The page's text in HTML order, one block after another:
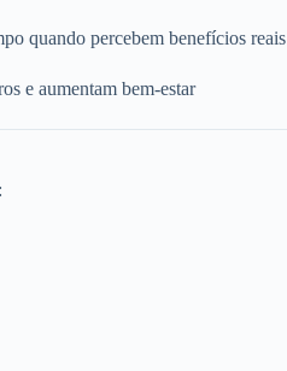
quando percebem benefícios reais
e aumentam bem-estar